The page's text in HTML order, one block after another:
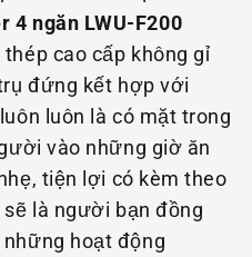
4 ngăn LWU-F200
cao cấp không gỉ
đứng kết hợp với
luôn là có mặt trong
vào những giờ ăn
tiện lợi có kèm theo
là người bạn đồng
hoạt động